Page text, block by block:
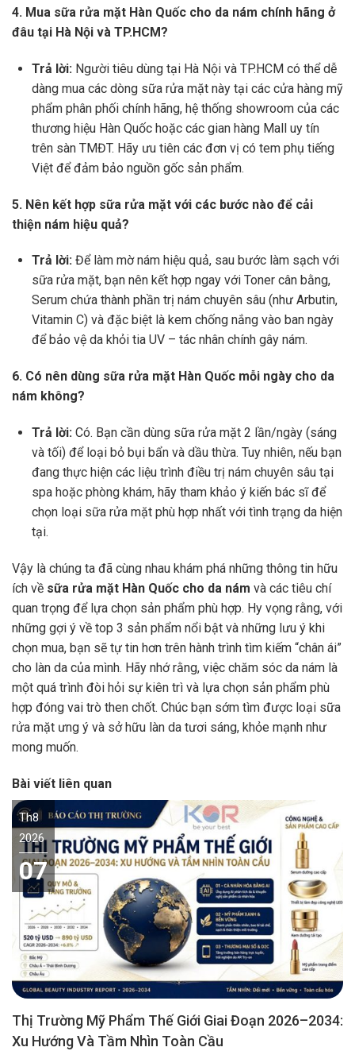
4. Mua sữa rửa mặt Hàn Quốc cho da nám chính hãng ở
đâu tại Hà Nội và TP.HCM?
Trả lời: Người tiêu dùng tại Hà Nội và TP.HCM có thể dễ
dàng mua các dòng sữa rửa mặt này tại các cửa hàng mỹ
phẩm phân phối chính hãng, hệ thống showroom của các
thương hiệu Hàn Quốc hoặc các gian hàng Mall uy tín
trên sàn TMĐT. Hãy ưu tiên các đơn vị có tem phụ tiếng
Việt để đảm bảo nguồn gốc sản phẩm.
5. Nên kết hợp sữa rửa mặt với các bước nào để cải
thiện nám hiệu quả?
Trả lời: Để làm mờ nám hiệu quả, sau bước làm sạch với
sữa rửa mặt, bạn nên kết hợp ngay với Toner cân bằng,
Serum chứa thành phần trị nám chuyên sâu (như Arbutin,
Vitamin C) và đặc biệt là kem chống nắng vào ban ngày
để bảo vệ da khỏi tia UV – tác nhân chính gây nám.
6. Có nên dùng sữa rửa mặt Hàn Quốc mỗi ngày cho da
nám không?
Trả lời: Có. Bạn cần dùng sữa rửa mặt 2 lần/ngày (sáng
và tối) để loại bỏ bụi bẩn và dầu thừa. Tuy nhiên, nếu bạn
đang thực hiện các liệu trình điều trị nám chuyên sâu tại
spa hoặc phòng khám, hãy tham khảo ý kiến bác sĩ để
chọn loại sữa rửa mặt phù hợp nhất với tình trạng da hiện
tại.
Vậy là chúng ta đã cùng nhau khám phá những thông tin hữu
ích về sữa rửa mặt Hàn Quốc cho da nám và các tiêu chí
quan trọng để lựa chọn sản phẩm phù hợp. Hy vọng rằng, với
những gợi ý về top 3 sản phẩm nổi bật và những lưu ý khi
chọn mua, bạn sẽ tự tin hơn trên hành trình tìm kiếm “chân ái”
cho làn da của mình. Hãy nhớ rằng, việc chăm sóc da nám là
một quá trình đòi hỏi sự kiên trì và lựa chọn sản phẩm phù
hợp đóng vai trò then chốt. Chúc bạn sớm tìm được loại sữa
rửa mặt ưng ý và sở hữu làn da tươi sáng, khỏe mạnh như
mong muốn.
Bài viết liên quan
Th8
2026
07
Thị Trường Mỹ Phẩm Thế Giới Giai Đoạn 2026–2034:
Xu Hướng Và Tầm Nhìn Toàn Cầu